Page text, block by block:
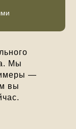
Мы
—
вы